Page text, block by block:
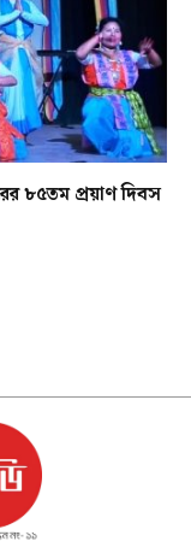
৮৫তম প্রয়াণ দিবস